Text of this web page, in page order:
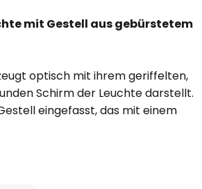
mit Gestell aus gebürstetem
optisch mit ihrem geriffelten,
Schirm der Leuchte darstellt.
eingefasst, das mit einem
klaren Glas glanzvoll
Seil, mit dem die Leuchte